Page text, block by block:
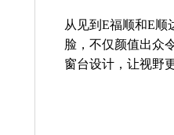
从见到E福顺和E
脸，不仅颜值出众
窗台设计，让视野